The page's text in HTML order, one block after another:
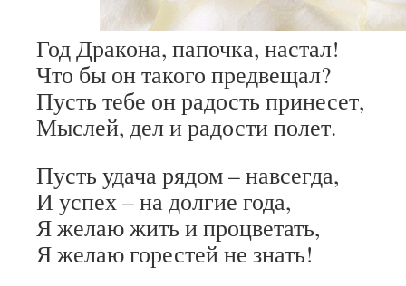
Год Дракона, папочка, настал!
Что бы он такого предвещал?
Пусть тебе он радость принесет,
Мыслей, дел и радости полет.
Пусть удача рядом – навсегда,
И успех – на долгие года,
Я желаю жить и процветать,
Я желаю горестей не знать!